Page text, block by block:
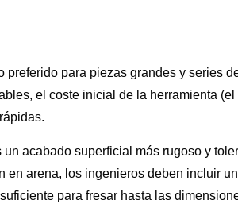
preferido para piezas grandes y series
el coste inicial de la herramienta
acabado superficial más rugoso y
en arena, los ingenieros deben incluir
para fresar hasta las